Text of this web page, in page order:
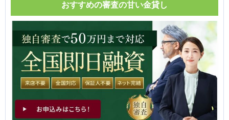
おすすめの審査の甘い金貸し